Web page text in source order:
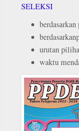
SELEKSI
urutan
waktu